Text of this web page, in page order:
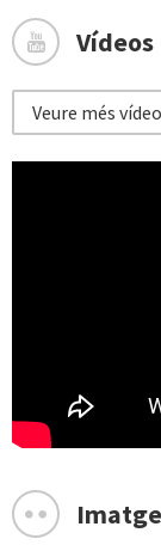
Vídeos
Veure més